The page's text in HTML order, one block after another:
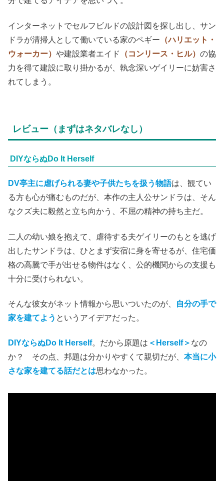
インターネットでセルフビルドの設計図を探し出し、サン
ドラが清掃人として働いている家のペギー （ハリエット・
ウォーカー） や建設業者エイド （コンリース・ヒル） の協
力を得て建設に取り掛かるが、執念深いゲイリーに妨害さ
れてしまう。
レビュー（まずはネタバレなし）
DIYならぬDo It Herself
DV亭主に虐げられる妻や子供たちを扱う物語は、観てい
る方も心が痛むものだが、本作の主人公サンドラは、そん
なクズ夫に毅然と立ち向かう、不屈の精神の持ち主だ。
二人の幼い娘を抱えて、虐待する夫ゲイリーのもとを逃げ
出したサンドラは、ひとまず安宿に身を寄せるが、住宅価
格の高騰で手が出せる物件はなく、公的機関からの支援も
十分に受けられない。
そんな彼女がネット情報から思いついたのが、
自分の手で
家を建てよう というアイデアだった。
DIYならぬDo It Herself。だから原題は ＜Herself＞ なの
か？ その点、邦題は分かりやすくて親切だが、 本当に小
さな家を建てる話だとは思わなかった。